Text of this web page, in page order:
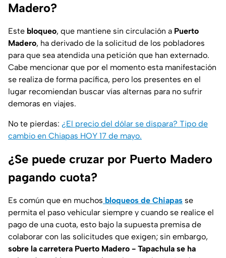
Madero?
Este bloqueo, que mantiene sin circulación a Puerto
Madero, ha derivado de la solicitud de los pobladores
para que sea atendida una petición que han externado.
Cabe mencionar que por el momento esta manifestación
se realiza de forma pacífica, pero los presentes en el
lugar recomiendan buscar vías alternas para no sufrir
demoras en viajes.
No te pierdas: ¿El precio del dólar se dispara? Tipo de
cambio en Chiapas HOY 17 de mayo.
¿Se puede cruzar por Puerto Madero
pagando cuota?
Es común que en muchos bloqueos de Chiapas se
permita el paso vehicular siempre y cuando se realice el
pago de una cuota, esto bajo la supuesta premisa de
colaborar con las solicitudes que exigen; sin embargo,
sobre la carretera Puerto Madero - Tapachula se ha